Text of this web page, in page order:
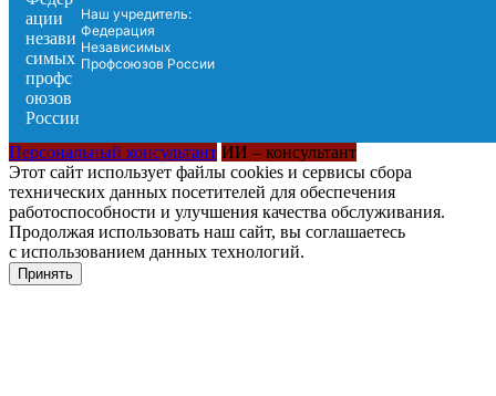
Наш учредитель:
Федерация
Независимых
Профсоюзов России
Персональный консультант ИИ – консультант
Этот сайт использует файлы cookies и сервисы сбора
технических данных посетителей для обеспечения
работоспособности и улучшения качества обслуживания.
Продолжая использовать наш сайт, вы соглашаетесь
с использованием данных технологий.
Принять